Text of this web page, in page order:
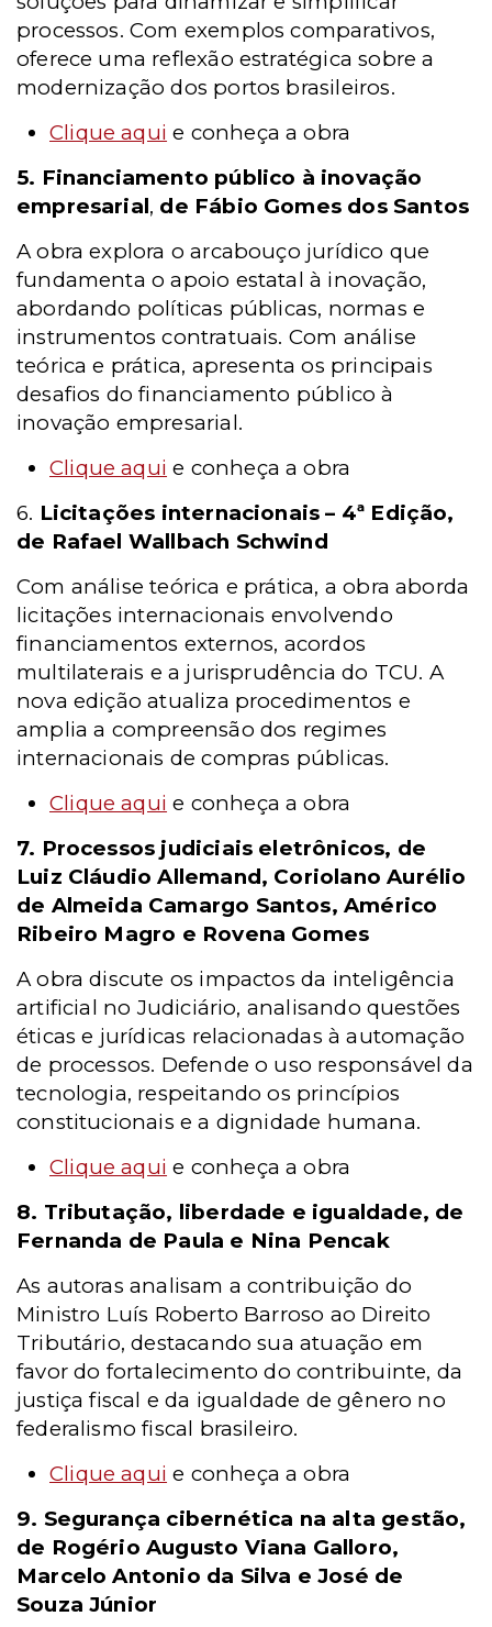
processos. Com exemplos comparativos,
oferece uma reflexão estratégica sobre a
modernização dos portos brasileiros.
Clique aqui e conheça a obra
5. Financiamento público à inovação
empresarial, de Fábio Gomes dos Santos
A obra explora o arcabouço jurídico que
fundamenta o apoio estatal à inovação,
abordando políticas públicas, normas e
instrumentos contratuais. Com análise
teórica e prática, apresenta os principais
desafios do financiamento público à
inovação empresarial.
Clique aqui e conheça a obra
6. Licitações internacionais – 4ª Edição,
de Rafael Wallbach Schwind
Com análise teórica e prática, a obra aborda
licitações internacionais envolvendo
financiamentos externos, acordos
multilaterais e a jurisprudência do TCU. A
nova edição atualiza procedimentos e
amplia a compreensão dos regimes
internacionais de compras públicas.
Clique aqui e conheça a obra
7. Processos judiciais eletrônicos, de
Luiz Cláudio Allemand, Coriolano Aurélio
de Almeida Camargo Santos, Américo
Ribeiro Magro e Rovena Gomes
A obra discute os impactos da inteligência
artificial no Judiciário, analisando questões
éticas e jurídicas relacionadas à automação
de processos. Defende o uso responsável da
tecnologia, respeitando os princípios
constitucionais e a dignidade humana.
Clique aqui e conheça a obra
8. Tributação, liberdade e igualdade, de
Fernanda de Paula e Nina Pencak
As autoras analisam a contribuição do
Ministro Luís Roberto Barroso ao Direito
Tributário, destacando sua atuação em
favor do fortalecimento do contribuinte, da
justiça fiscal e da igualdade de gênero no
federalismo fiscal brasileiro.
Clique aqui e conheça a obra
9. Segurança cibernética na alta gestão,
de Rogério Augusto Viana Galloro,
Marcelo Antonio da Silva e José de
Souza Júnior